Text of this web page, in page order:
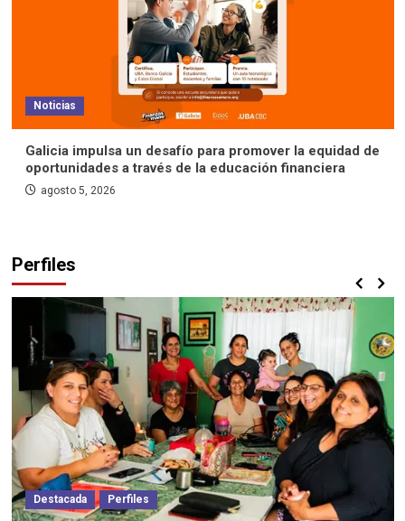
Noticias
Galicia impulsa un desafío para promover la equidad de
oportunidades a través de la educación financiera
agosto 5, 2026
Perfiles
Destacada Perfiles